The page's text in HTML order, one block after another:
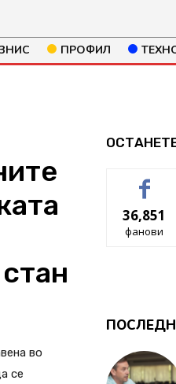
ПРОФИЛ
во
се
36,851
фанови